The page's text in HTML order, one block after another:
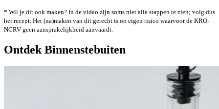
* Wil je dit ook maken? In de video zijn soms niet alle stappen te zien; volg dus
het recept. Het (na)maken van dit gerecht is op eigen risico waarvoor de KRO-
NCRV geen aansprakelijkheid aanvaardt.
Ontdek Binnenstebuiten